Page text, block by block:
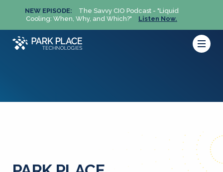
NEW EPISODE:
The Savvy CIO Podcast - "Liquid
Cooling: When, Why, and Which?"
Listen Now.